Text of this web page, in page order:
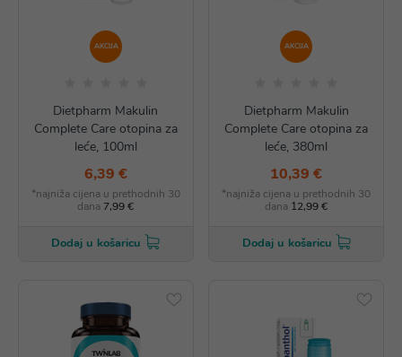
AKCIJA
Dietpharm Makulin
Complete Care otopina za
leće, 100ml
6,39 €
*najniža cijena u prethodnih 30
dana 7,99 €
Dodaj u košaricu
AKCIJA
Dietpharm Makulin
Complete Care otopina za
leće, 380ml
10,39 €
*najniža cijena u prethodnih 30
dana 12,99 €
Dodaj u košaricu